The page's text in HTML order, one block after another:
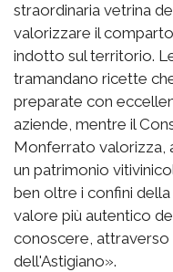
straordinaria vetrina
valorizzare il
indotto sul territorio.
tramandano ricette
preparate con
aziende, mentre il
Monferrato valorizza,
un patrimonio
ben oltre i confini
valore più autentico
conoscere, attraverso
dell'Astigiano».